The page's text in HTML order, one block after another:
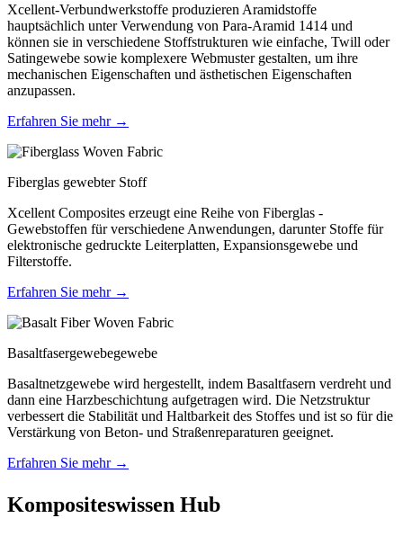
Xcellent-Verbundwerkstoffe produzieren Aramidstoffe
hauptsächlich unter Verwendung von Para-Aramid 1414 und
können sie in verschiedene Stoffstrukturen wie einfache, Twill oder
Satingewebe sowie komplexere Webmuster gestalten, um ihre
mechanischen Eigenschaften und ästhetischen Eigenschaften
anzupassen.
Erfahren Sie mehr →
Fiberglas gewebter Stoff
Xcellent Composites erzeugt eine Reihe von Fiberglas -
Gewebstoffen für verschiedene Anwendungen, darunter Stoffe für
elektronische gedruckte Leiterplatten, Expansionsgewebe und
Filterstoffe.
Erfahren Sie mehr →
Basaltfasergewebegewebe
Basaltnetzgewebe wird hergestellt, indem Basaltfasern verdreht und
dann eine Harzbeschichtung aufgetragen wird. Die Netzstruktur
verbessert die Stabilität und Haltbarkeit des Stoffes und ist so für die
Verstärkung von Beton- und Straßenreparaturen geeignet.
Erfahren Sie mehr →
Kompositeswissen Hub